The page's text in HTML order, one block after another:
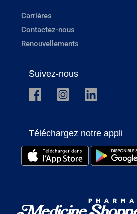
Carrières
Contactez-nous
Renouvellements
Suivez-nous
Téléchargez notre appli